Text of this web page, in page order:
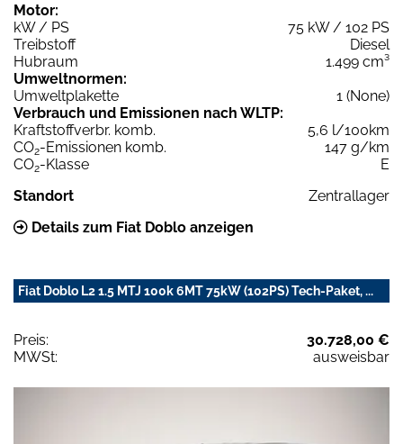
Motor:
kW / PS
75 kW / 102 PS
Treibstoff
Diesel
Hubraum
1.499 cm³
Umweltnormen:
Umweltplakette
1 (None)
Verbrauch und Emissionen nach WLTP:
Kraftstoffverbr. komb.
5,6 l/100km
CO2-Emissionen komb.
147 g/km
CO2-Klasse
E
Standort
Zentrallager
Details zum Fiat Doblo anzeigen
Fiat Doblo L2 1.5 MTJ 100k 6MT 75kW (102PS) Tech-Paket, ...
Preis:
30.728,00 €
MWSt:
ausweisbar